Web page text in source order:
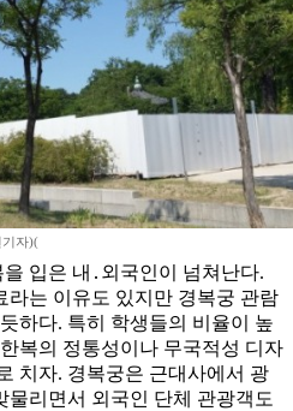
자)(
입은 내․외국인이 넘쳐난다.
라는 이유도 있지만 경복궁 관람
하다. 특히 학생들의 비율이 높
복의 정통성이나 무국적성 디자
치자. 경복궁은 근대사에서 광
물리면서 외국인 단체 관광객도